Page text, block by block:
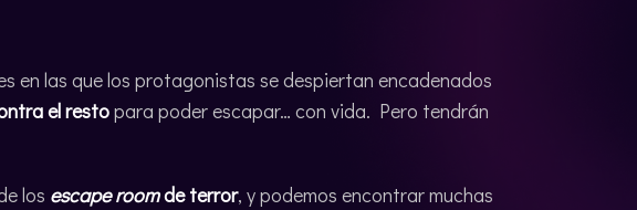
en las que los protagonistas se despiertan encadenados
el restopara poder escapar… con vida. Pero tendrán
los escape roomde terror, y podemos encontrar muchas